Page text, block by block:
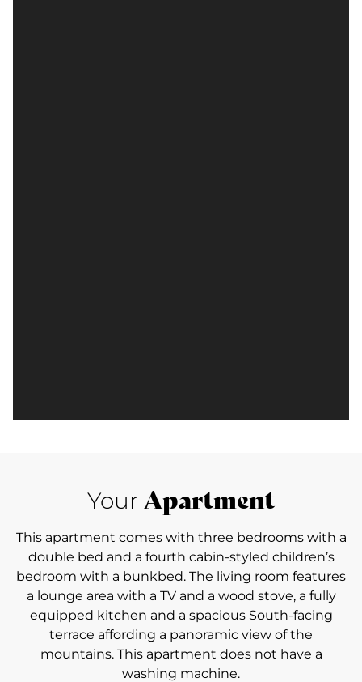
Your Apartment
This apartment comes with three bedrooms with a
double bed and a fourth cabin-styled children’s
bedroom with a bunkbed. The living room features
a lounge area with a TV and a wood stove, a fully
equipped kitchen and a spacious South-facing
terrace affording a panoramic view of the
mountains. This apartment does not have a
washing machine.